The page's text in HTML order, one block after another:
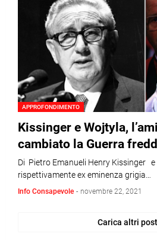
APPROFONDIMENTO
Kissinger e Wojtyla,
cambiato la Guerra
Di Pietro Emanueli Henry Kissinger
rispettivamente ex eminenza grigia…
Info Consapevole - novembre 22, 2021
Carica altri post